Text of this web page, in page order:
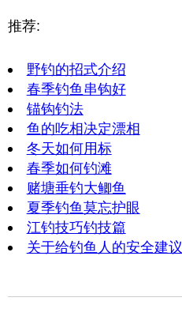
推荐:
野钓的招式介绍
春季钓鱼串钩好
锚钩钓法
鱼的吃相决定漂相
冬天如何用标
春季如何钓滩
赌塘垂钓大鲫鱼
夏季钓鱼莫忘护眼
江钓技巧钓技篇
关于给钓鱼人的安全建议